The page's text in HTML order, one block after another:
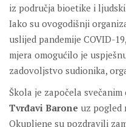
iz područja bioetike i
Iako su ovogodišnji
uslijed pandemije COVID-
mjera omogućilo je
zadovoljstvo sudionika,
Škola je započela
Tvrđavi Barone uz pogled
Okupljene su pozdravili